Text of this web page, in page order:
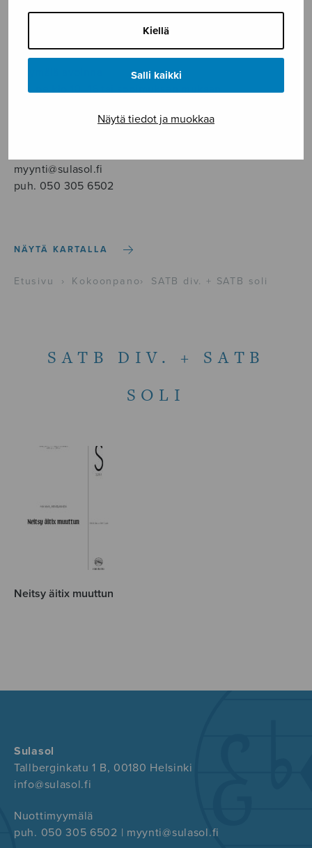
Kiellä
Salli kaikki
Näytä tiedot ja muokkaa
Sulasol nuottikauppa
ma–pe klo 10–16 tai sopimuksen mukaan
Tallberginkatu 1 B, 1,5 krs.
myynti@sulasol.fi
puh. 050 305 6502
NÄYTÄ KARTALLA
Etusivu › Kokoonpano› SATB div. + SATB soli
SATB DIV. + SATB
SOLI
Neitsy äitix muuttun
Sulasol
Tallberginkatu 1 B, 00180 Helsinki
info@sulasol.fi
Nuottimyymälä
puh. 050 305 6502 | myynti@sulasol.fi